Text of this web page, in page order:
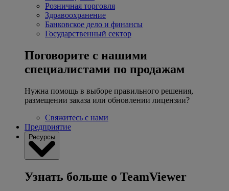
Розничная торговля
Здравоохранение
Банковское дело и финансы
Государственный сектор
Поговорите с нашими
специалистами по продажам
Нужна помощь в выборе правильного решения,
размещении заказа или обновлении лицензии?
Свяжитесь с нами
Предприятие
Ресурсы
Узнать больше о TeamViewer